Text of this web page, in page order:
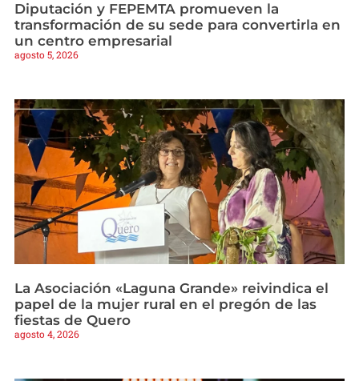
Diputación y FEPEMTA promueven la
transformación de su sede para convertirla en
un centro empresarial
agosto 5, 2026
La Asociación «Laguna Grande» reivindica el
papel de la mujer rural en el pregón de las
fiestas de Quero
agosto 4, 2026